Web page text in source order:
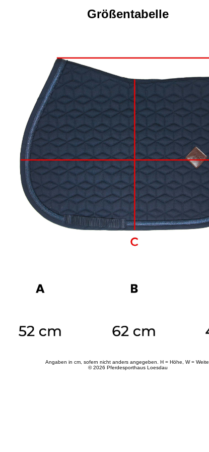
Größentabelle
Angaben in cm, sofern nicht anders angegeben. H = Höhe, W = Weite.
© 2026 Pferdesporthaus Loesdau